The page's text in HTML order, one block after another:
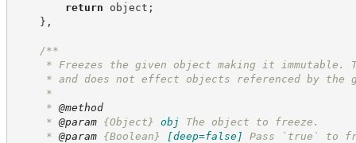
return object ;
} ,
/**
* Freezes the given object making it immutable.
* and does not effect objects referenced by the
*
* @method
* @param {Object} obj
The object to freeze.
* @param {Boolean} [deep=false]
Pass `true` to